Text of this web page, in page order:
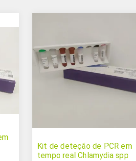
Kit de deteção de PCR em
tempo real Chlamydia spp